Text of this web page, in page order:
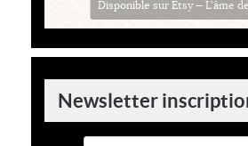
Disponible sur Etsy — L'âme
Newsletter